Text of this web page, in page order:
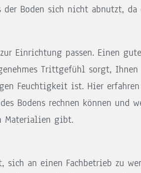
Boden sich nicht abnutzt, da
Einrichtung passen. Einen
Trittgefühl sorgt,
Feuchtigkeit ist. Hier
Bodens rechnen können und
Materialien gibt.
an einen Fachbetrieb zu